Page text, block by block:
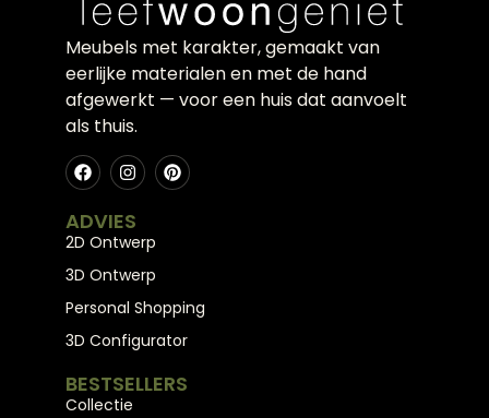
Meubels met karakter, gemaakt van
eerlijke materialen en met de hand
afgewerkt — voor een huis dat aanvoelt
als thuis.
ADVIES
2D Ontwerp
3D Ontwerp
Personal Shopping
3D Configurator
BESTSELLERS
Collectie